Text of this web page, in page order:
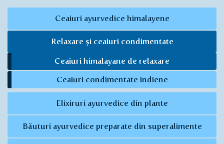
Ceaiuri ayurvedice himalayene
Relaxare și ceaiuri condimentate
Ceaiuri himalayane de relaxare
Ceaiuri condimentate indiene
Elixiruri ayurvedice din plante
Băuturi ayurvedice preparate din superalimente